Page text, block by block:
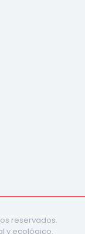
reservados.
y ecológico.